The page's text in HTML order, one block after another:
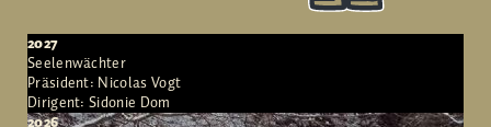
2027
Seelenwächter
Präsident: Nicolas Vogt
Dirigent: Sidonie Dom